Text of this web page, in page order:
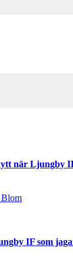
när Ljungby
Blom
IF som